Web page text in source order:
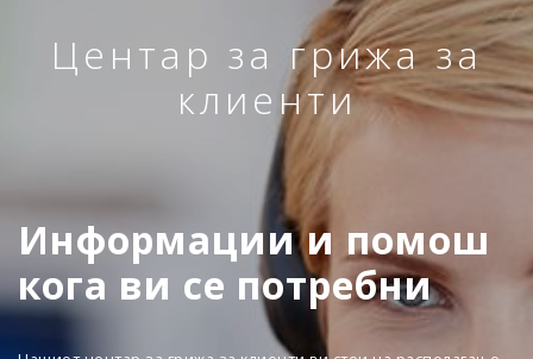
Центар за грижа за
клиенти
Информации и помош
кога ви се потребни